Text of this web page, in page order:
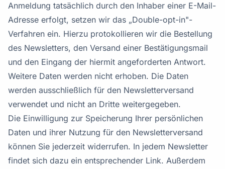
Anmeldung tatsächlich durch den Inhaber einer E-Mail-
Adresse erfolgt, setzen wir das „Double-opt-in"-
Verfahren ein. Hierzu protokollieren wir die Bestellung
des Newsletters, den Versand einer Bestätigungsmail
und den Eingang der hiermit angeforderten Antwort.
Weitere Daten werden nicht erhoben. Die Daten
werden ausschließlich für den Newsletterversand
verwendet und nicht an Dritte weitergegeben.
Die Einwilligung zur Speicherung Ihrer persönlichen
Daten und ihrer Nutzung für den Newsletterversand
können Sie jederzeit widerrufen. In jedem Newsletter
findet sich dazu ein entsprechender Link. Außerdem